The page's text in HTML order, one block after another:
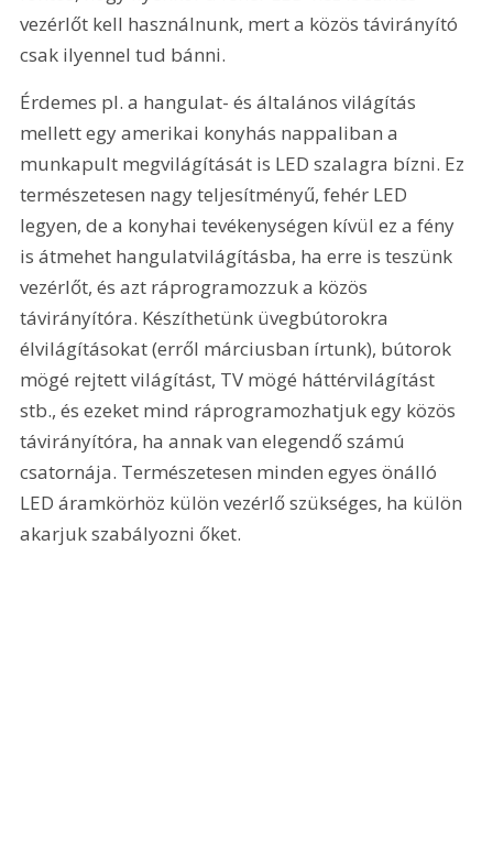
vezérlőt kell használnunk, mert a közös távirányító
csak ilyennel tud bánni.
Érdemes pl. a hangulat- és általános világítás
mellett egy amerikai konyhás nappaliban a
munkapult megvilágítását is LED szalagra bízni. Ez
természetesen nagy teljesítményű, fehér LED
legyen, de a konyhai tevékenységen kívül ez a fény
is átmehet hangulatvilágításba, ha erre is teszünk
vezérlőt, és azt ráprogramozzuk a közös
távirányítóra. Készíthetünk üvegbútorokra
élvilágításokat (erről márciusban írtunk), bútorok
mögé rejtett világítást, TV mögé háttérvilágítást
stb., és ezeket mind ráprogramozhatjuk egy közös
távirányítóra, ha annak van elegendő számú
csatornája. Természetesen minden egyes önálló
LED áramkörhöz külön vezérlő szükséges, ha külön
akarjuk szabályozni őket.